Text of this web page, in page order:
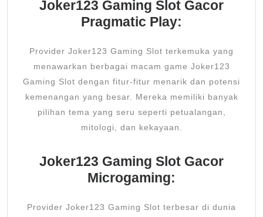
Joker123 Gaming Slot Gacor
Pragmatic Play:
Provider Joker123 Gaming Slot terkemuka yang
menawarkan berbagai macam game Joker123
Gaming Slot dengan fitur-fitur menarik dan potensi
kemenangan yang besar. Mereka memiliki banyak
pilihan tema yang seru seperti petualangan,
mitologi, dan kekayaan.
Joker123 Gaming Slot Gacor
Microgaming:
Provider Joker123 Gaming Slot terbesar di dunia